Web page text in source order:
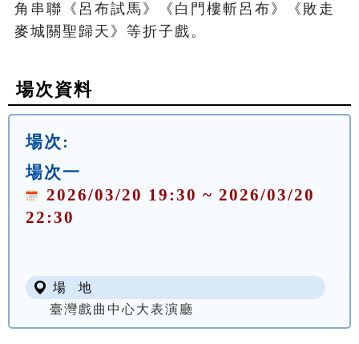
角串聯《呂布試馬》《白門樓斬呂布》《敗走
麥城關聖歸天》等折子戲。
場次資料
場次:
場次一
2026/03/20 19:30 ~ 2026/03/20
22:30
場 地
臺灣戲曲中心大表演廳